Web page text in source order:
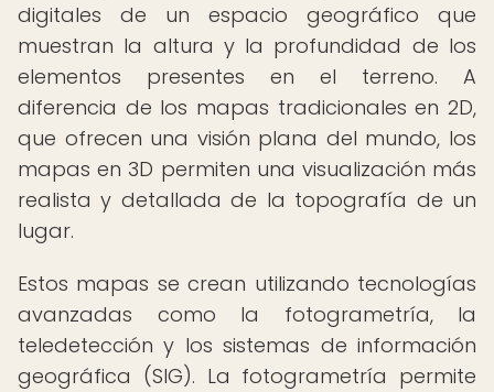
digitales de un espacio geográfico que
muestran la altura y la profundidad de los
elementos presentes en el terreno. A
diferencia de los mapas tradicionales en 2D,
que ofrecen una visión plana del mundo, los
mapas en 3D permiten una visualización más
realista y detallada de la topografía de un
lugar.
Estos mapas se crean utilizando tecnologías
avanzadas como la fotogrametría, la
teledetección y los sistemas de información
geográfica (SIG). La fotogrametría permite